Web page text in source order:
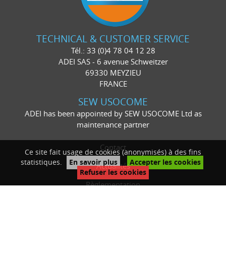
Ce site fait usage de cookies (anonymisés) à des fins
statistiques.
En savoir plus
Accepter les cookies
Refuser les cookies
TECHNICAL & CUSTOMER SERVICE
Tél.: 33 (0)4 78 04 12 28
ADEI SAS - 6 avenue Schweitzer
69330 MEYZIEU
FRANCE
SEW USOCOME
ADEI has been appointed by SEW USOCOME Ltd as
maintenance partner
Contact
Actualités
Règlementation